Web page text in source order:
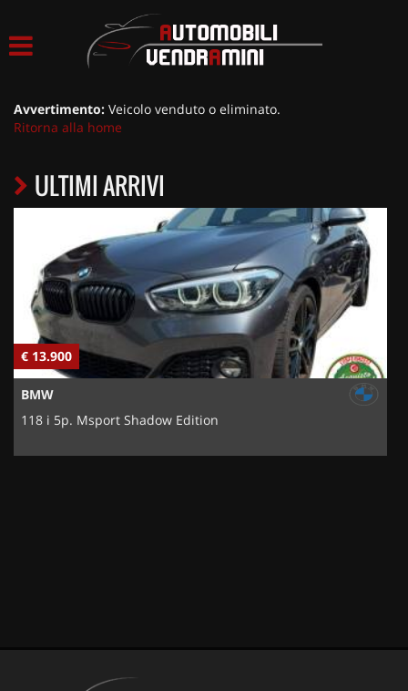
ACQUISTIAMO USATO
ASSISTENZA
Avvertimento: Veicolo venduto o eliminato.
Ritorna alla home
ULTIMI ARRIVI
€ 13.900
BMW
118 i 5p. Msport Shadow Edition